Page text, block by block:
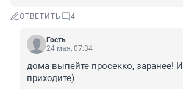
ОТВЕТИТЬ 4
Гость
24 мая, 07:34
дома выпейте просекко, заранее!
приходите)